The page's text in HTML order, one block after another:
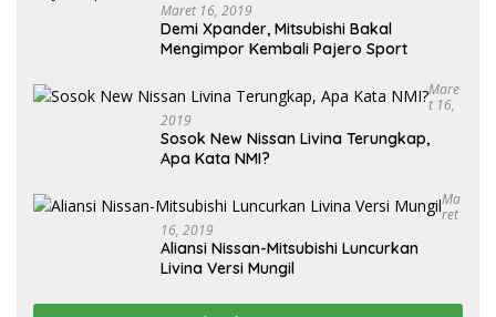
Maret 16, 2019
Demi Xpander, Mitsubishi Bakal
Mengimpor Kembali Pajero Sport
Mare
T 16,
2019
Sosok New Nissan Livina Terungkap,
Apa Kata NMI?
Ma
Ret
16, 2019
Aliansi Nissan-Mitsubishi Luncurkan
Livina Versi Mungil